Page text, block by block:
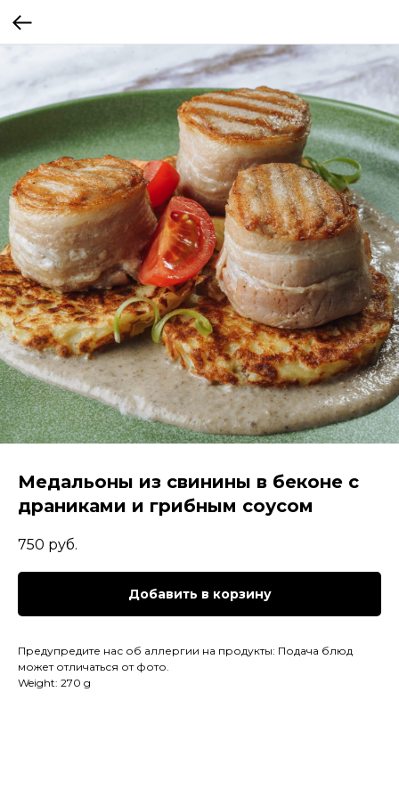
Медальоны из свинины в беконе с
драниками и грибным соусом
750 руб.
Добавить в корзину
Предупредите нас об аллергии на продукты: Подача блюд
может отличаться от фото.
Weight: 270 g